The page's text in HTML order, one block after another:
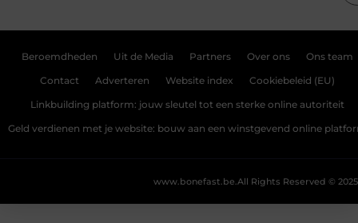
Beroemdheden Uit de Media Partners Over ons Ons team
Contact Adverteren Website index Cookiebeleid (EU)
Linkbuilding platform: jouw sleutel tot een sterke online autoriteit
Geld verdienen met je website: bouw aan een winstgevend online
All Rights Reserved © 2025
www.bonefast.be.